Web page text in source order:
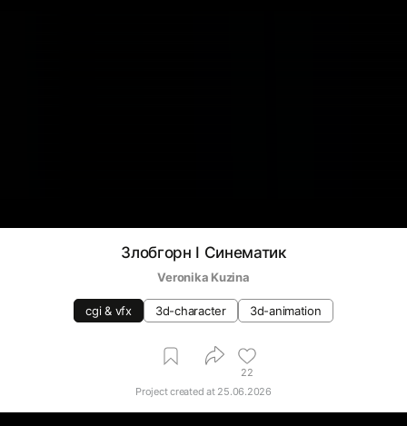
Злобгорн I Синематик
Veronika Kuzina
cgi & vfx 3d-character 3d-animation
22
Project created at 25.06.2026